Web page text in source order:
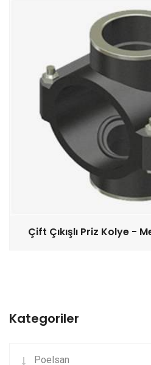
Çift Çıkışlı Priz Kolye -
Kategoriler
Poelsan